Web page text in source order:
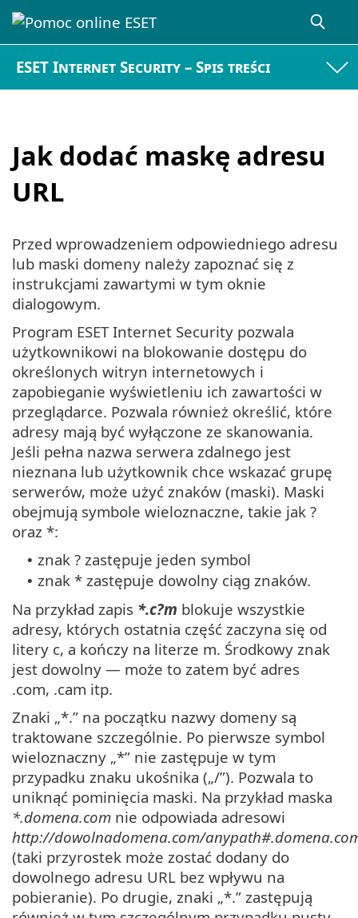
ESET Internet Security – Spis treści
Jak dodać maskę adresu
URL
Przed wprowadzeniem odpowiedniego adresu
lub maski domeny należy zapoznać się z
instrukcjami zawartymi w tym oknie
dialogowym.
Program ESET Internet Security pozwala
użytkownikowi na blokowanie dostępu do
określonych witryn internetowych i
zapobieganie wyświetleniu ich zawartości w
przeglądarce. Pozwala również określić, które
adresy mają być wyłączone ze skanowania.
Jeśli pełna nazwa serwera zdalnego jest
nieznana lub użytkownik chce wskazać grupę
serwerów, może użyć znaków (maski). Maski
obejmują symbole wieloznaczne, takie jak ?
oraz *:
• znak ? zastępuje jeden symbol
• znak * zastępuje dowolny ciąg znaków.
Na przykład zapis *.c?m blokuje wszystkie
adresy, których ostatnia część zaczyna się od
litery c, a kończy na literze m. Środkowy znak
jest dowolny — może to zatem być adres
.com, .cam itp.
Znaki „*.” na początku nazwy domeny są
traktowane szczególnie. Po pierwsze symbol
wieloznaczny „*” nie zastępuje w tym
przypadku znaku ukośnika („/”). Pozwala to
uniknąć pominięcia maski. Na przykład maska
*.domena.com nie odpowiada adresowi
http://dowolnadomena.com/
(taki przyrostek może zostać dodany do
dowolnego adresu URL bez wpływu na
pobieranie). Po drugie, znaki „*.” zastępują